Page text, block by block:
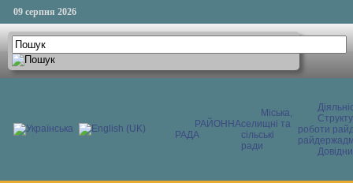
09 серпня 2026
РАЙОННА
РАДА
Міська,
селищні та
сільські
ради
роботи